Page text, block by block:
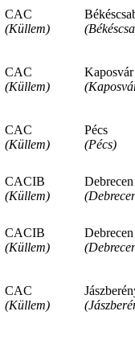
CAC
(Küllem)
CAC
(Küllem)
Kaposvár
CAC
(Küllem)
Pécs
(Pécs)
CACIB
(Küllem)
Debrecen
CACIB
(Küllem)
Debrecen
CAC
(Küllem)